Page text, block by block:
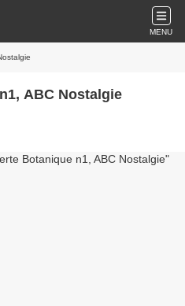
MENU
ABC Nostalgie